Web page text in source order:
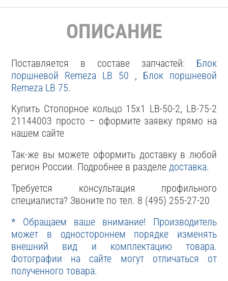
ОПИСАНИЕ
Поставляется в составе запчастей: Блок
поршневой Remeza LB 50 , Блок поршневой
Remeza LB 75.
Купить Стопорное кольцо 15x1 LB-50-2, LB-75-2
21144003 просто – оформите заявку прямо на
нашем сайте
Так-же вы можете оформить доставку в любой
регион России. Подробнее в разделедоставка.
Требуется консультация профильного
специалиста? Звоните по тел. 8 (495) 255-27-20
* Обращаем ваше внимание! Производитель
может в одностороннем порядке изменять
внешний вид и комплектацию товара.
Фотографии на сайте могут отличаться от
полученного товара.